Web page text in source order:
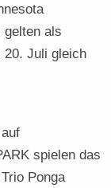
gelten als
20. Juli gleich
spielen das
Ponga